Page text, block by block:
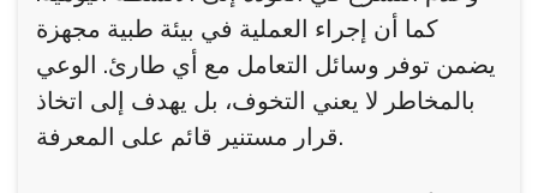
كما أن إجراء العملية في بيئة طبية مجهزة
يضمن توفر وسائل التعامل مع أي طارئ. الوعي
بالمخاطر لا يعني التخوف، بل يهدف إلى اتخاذ
قرار مستنير قائم على المعرفة.